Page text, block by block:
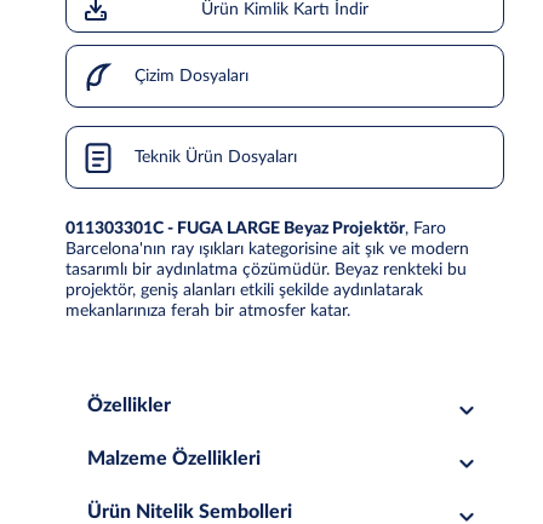
Ürün Kimlik Kartı İndir
Çizim Dosyaları
Teknik Ürün Dosyaları
011303301C - FUGA LARGE Beyaz Projektör, Faro
Barcelona'nın ray ışıkları kategorisine ait şık ve modern
tasarımlı bir aydınlatma çözümüdür. Beyaz renkteki bu
projektör, geniş alanları etkili şekilde aydınlatarak
mekanlarınıza ferah bir atmosfer katar.
Özellikler
Malzeme Özellikleri
Ürün Nitelik Sembolleri